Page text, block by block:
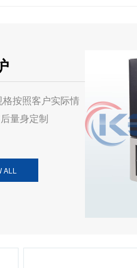
格按照客户实际情
量身定制
ALL